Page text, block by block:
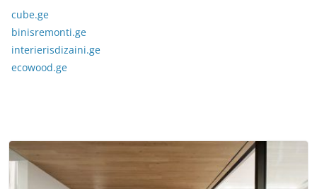
cube.ge
binisremonti.ge
interierisdizaini.ge
ecowood.ge